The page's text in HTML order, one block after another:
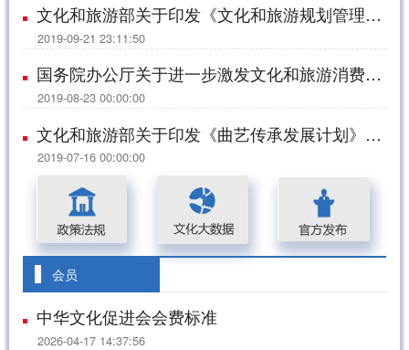
文化和旅游部关于印发《文化和旅游规划管理办法》的通知
2019-09-21 23:11:50
国务院办公厅关于进一步激发文化和旅游消费潜力的意见
2019-08-23 00:00:00
文化和旅游部关于印发《曲艺传承发展计划》的通知
2019-07-16 00:00:00
会员
中华文化促进会会费标准
2026-04-17 14:37:56